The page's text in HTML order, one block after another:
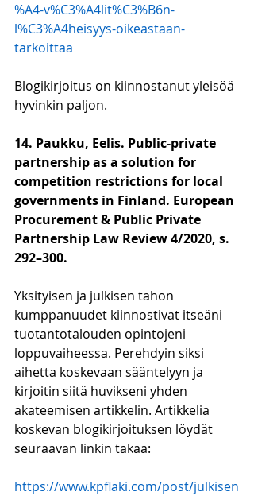
%A4-v%C3%A4lit%C3%B6n-
l%C3%A4heisyys-oikeastaan-
tarkoittaa
Blogikirjoitus on kiinnostanut yleisöä
hyvinkin paljon.
14. Paukku, Eelis. Public-private
partnership as a solution for
competition restrictions for local
governments in Finland. European
Procurement & Public Private
Partnership Law Review 4/2020, s.
292–300.
Yksityisen ja julkisen tahon
kumppanuudet kiinnostivat itseäni
tuotantotalouden opintojeni
loppuvaiheessa. Perehdyin siksi
aihetta koskevaan sääntelyyn ja
kirjoitin siitä huvikseni yhden
akateemisen artikkelin. Artikkelia
koskevan blogikirjoituksen löydät
seuraavan linkin takaa:
https://www.kpflaki.com/post/julkisen